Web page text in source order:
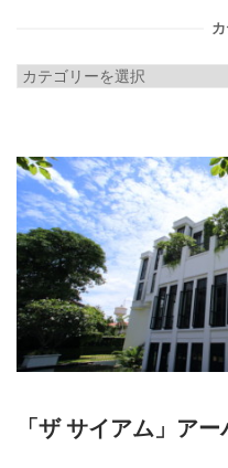
カ
リ
ー
「ザ サイアム」ア